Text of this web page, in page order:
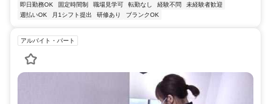
即日勤務OK
固定時間制 職場見学可 転勤なし 経験不問
未経験者歓迎
週払いOK
月1シフト提出 研修あり ブランクOK
アルバイト・パート